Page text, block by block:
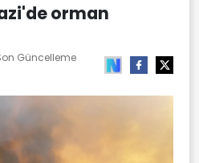
orman
Güncelleme